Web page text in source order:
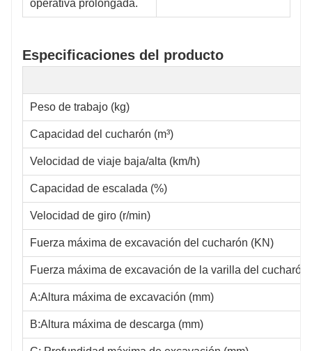
operativa prolongada.
Especificaciones del producto
Peso de trabajo (kg)
Capacidad del cucharón (m³)
Velocidad de viaje baja/alta (km/h)
Capacidad de escalada (%)
Velocidad de giro (r/min)
Fuerza máxima de excavación del cucharón (KN)
Fuerza máxima de excavación de la varilla del cucharón
A:Altura máxima de excavación (mm)
B:Altura máxima de descarga (mm)